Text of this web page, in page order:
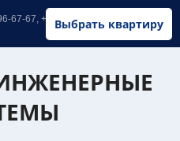
Выбрать квартиру
67-67, +7 (902) 326-67-67